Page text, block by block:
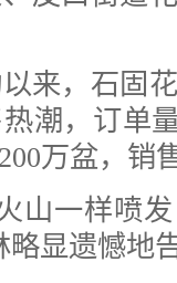
，石固花
潮，订单
万盆，销
一样喷发
略显遗憾地